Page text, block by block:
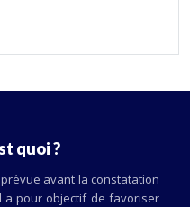
quoi ?
avant la constatation
a pour objectif de favoriser